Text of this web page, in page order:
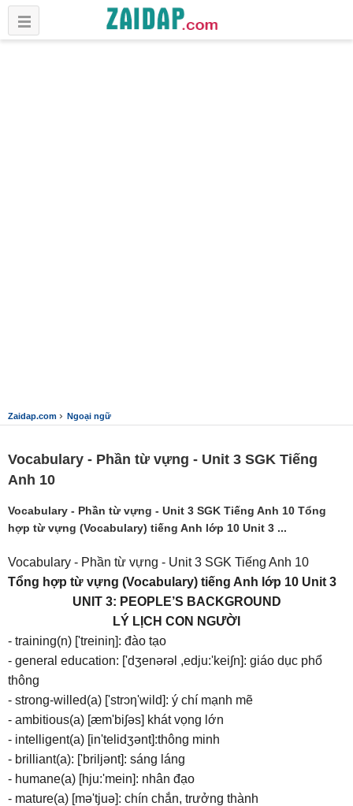
Zaidap.com › Ngoại ngữ
Vocabulary - Phần từ vựng - Unit 3 SGK Tiếng
Anh 10
Vocabulary - Phần từ vựng - Unit 3 SGK Tiếng Anh 10 Tổng
hợp từ vựng (Vocabulary) tiếng Anh lớp 10 Unit 3 ...
Vocabulary - Phần từ vựng - Unit 3 SGK Tiếng Anh 10
Tổng hợp từ vựng (Vocabulary) tiếng Anh lớp 10 Unit 3
UNIT 3: PEOPLE’S BACKGROUND
LÝ LỊCH CON NGƯỜI
- training(n) ['treiniη]: đào tạo
- general education: ['dʒenərəl ,edju:'kei∫n]: giáo dục phổ
thông
- strong-willed(a) ['strɔη'wild]: ý chí mạnh mẽ
- ambitious(a) [æm'bi∫əs] khát vọng lớn
- intelligent(a) [in'telidʒənt]:thông minh
- brilliant(a): ['briljənt]: sáng láng
- humane(a) [hju:'mein]: nhân đạo
- mature(a) [mə'tjuə]: chín chắn, trưởng thành